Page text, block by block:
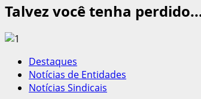
Talvez você tenha
Destaques
Notícias de Entidades
Notícias Sindicais